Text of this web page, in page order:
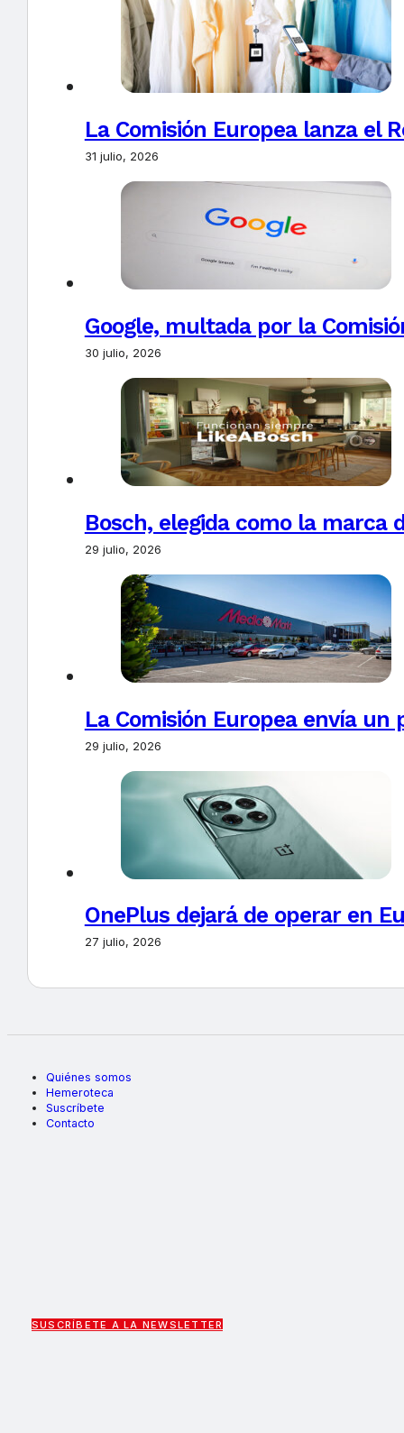
La Comisión Europea lanza el
31 julio, 2026
Google, multada por la
30 julio, 2026
Bosch, elegida como la marca
29 julio, 2026
La Comisión Europea envía un
29 julio, 2026
OnePlus dejará de operar en
27 julio, 2026
Quiénes somos
Hemeroteca
Suscríbete
Contacto
SUSCRÍBETE A LA NEWSLETTER